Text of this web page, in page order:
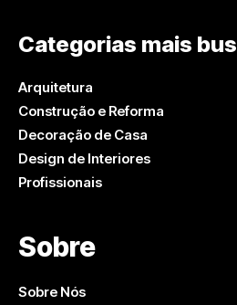
Categorias mais
Arquitetura
Construção e Reforma
Decoração de Casa
Design de Interiores
Profissionais
Sobre
Sobre Nós